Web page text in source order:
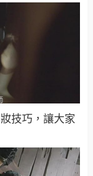
技巧，讓大家